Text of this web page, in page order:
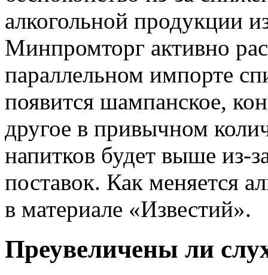
алкогольной продукции
Минпромторг активно
параллельном импорте
появится шампанское,
другое в привычном
напитков будет выше из-
поставок. Как меняется
в материале «Известий».
Преувеличены ли